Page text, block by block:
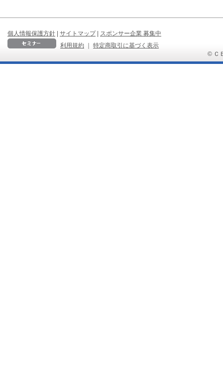
個人情報保護方針 | サイトマップ | スポンサー企業 募集中
利用規約
｜
特定商取引に基づく表示
© Ｃ